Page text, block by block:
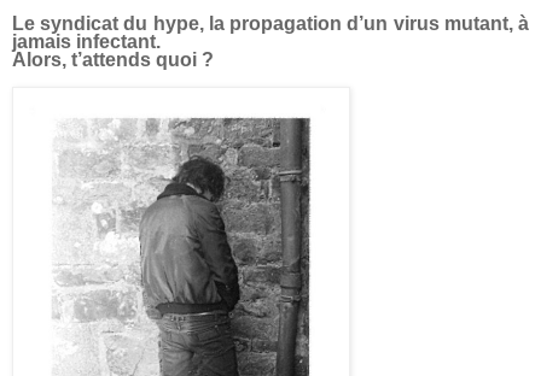
Le syndicat du hype, la propagation d’un virus mutant, à
jamais infectant.
Alors, t’attends quoi ?